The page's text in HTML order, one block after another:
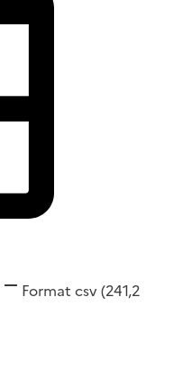
Format csv(241,2